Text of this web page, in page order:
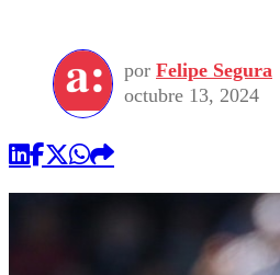
por Felipe Segura
octubre 13, 2024